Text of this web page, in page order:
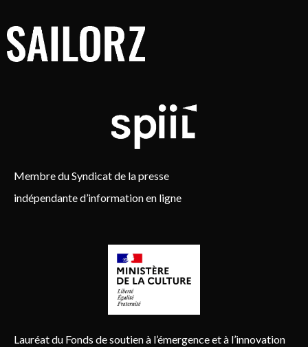
Membre du Syndicat de la presse
indépendante d’information en ligne
Lauréat du Fonds de soutien à l’émergence et à l’innovation